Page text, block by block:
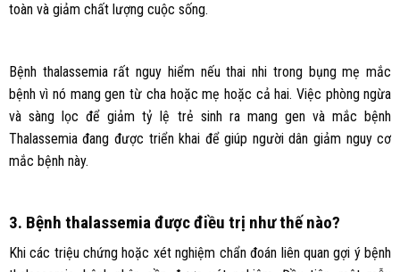
toàn và giảm chất lượng cuộc sống.
Bệnh thalassemia rất nguy hiểm nếu thai nhi trong bụng mẹ mắc
bệnh vì nó mang gen từ cha hoặc mẹ hoặc cả hai. Việc phòng ngừa
và sàng lọc để giảm tỷ lệ trẻ sinh ra mang gen và mắc bệnh
Thalassemia đang được triển khai để giúp người dân giảm nguy cơ
mắc bệnh này.
3. Bệnh thalassemia được điều trị như thế nào?
Khi các triệu chứng hoặc xét nghiệm chẩn đoán liên quan gợi ý bệnh